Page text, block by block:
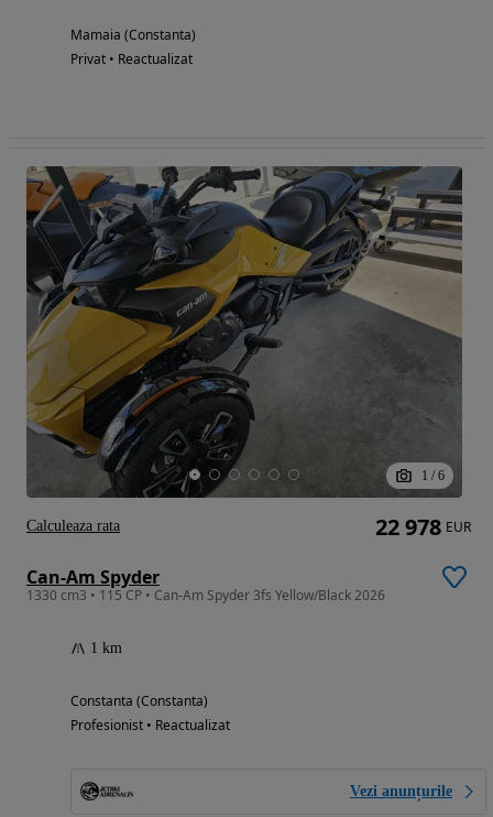
Mamaia (Constanta)
Privat • Reactualizat
1 / 6
Can-Am Spyder
1330 cm3 • 115 CP • Can-Am Spyder 3fs Yellow/Black 2026
1 km
Constanta (Constanta)
Profesionist • Reactualizat
Vezi anunțurile
22 978 EUR
Calculeaza rata